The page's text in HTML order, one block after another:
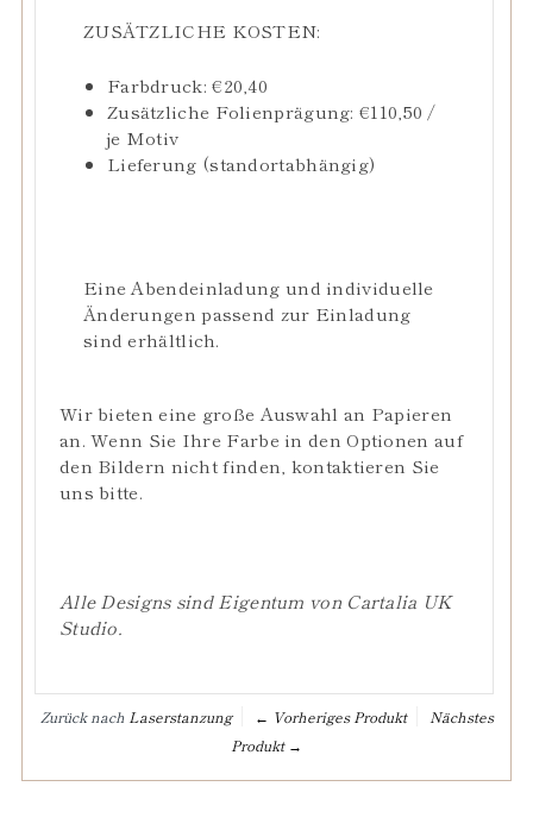
ZUSÄTZLICHE KOSTEN:
Farbdruck:€20,40
Zusätzliche Folienprägung:€110,50 /
je Motiv
Lieferung (standortabhängig)
Eine Abendeinladung und individuelle
Änderungen passend zur Einladung
sind erhältlich.
Wir bieten eine große Auswahl an Papieren
an. Wenn Sie Ihre Farbe in den Optionen auf
den Bildern nicht finden, kontaktieren Sie
uns bitte.
Alle Designs sind Eigentum von Cartalia UK
Studio.
Zurück nach Laserstanzung ← Vorheriges Produkt
Nächstes
Produkt →